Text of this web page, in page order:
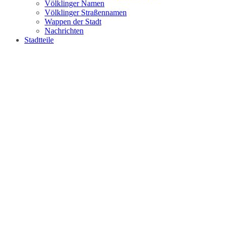
Völklinger Namen
Völklinger Straßennamen
Wappen der Stadt
Nachrichten
Stadtteile